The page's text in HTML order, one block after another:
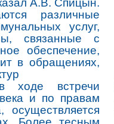
А.В. Спицын.
различные
услуг,
связанные с
обеспечение,
в обращениях,
ходе встречи
и по правам